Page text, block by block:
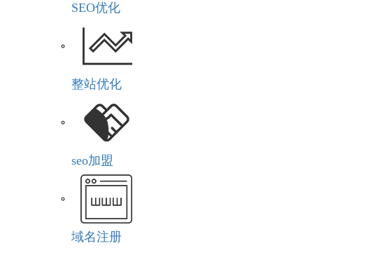
SEO优化
整站优化
seo加盟
域名注册